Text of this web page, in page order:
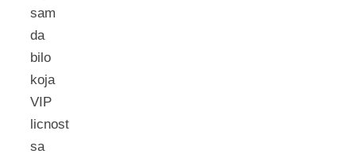
sam
da
bilo
koja
VIP
licnost
sa